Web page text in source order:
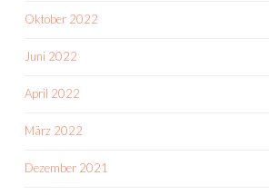
Oktober 2022
Juni 2022
April 2022
März 2022
Dezember 2021